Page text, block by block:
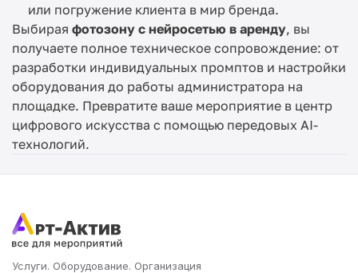
или погружение клиента в мир бренда.
Выбирая фотозону с нейросетью в аренду, вы
получаете полное техническое сопровождение: от
разработки индивидуальных промптов и настройки
оборудования до работы администратора на
площадке. Превратите ваше мероприятие в центр
цифрового искусства с помощью передовых AI-
технологий.
Услуги. Оборудование. Организация